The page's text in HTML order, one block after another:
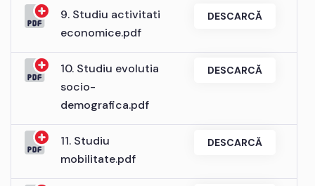
9. Studiu activitati
economice.pdf
DESCARCĂ
10. Studiu evolutia
socio-
demografica.pdf
DESCARCĂ
11. Studiu
mobilitate.pdf
DESCARCĂ